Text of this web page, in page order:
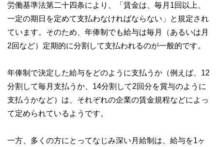
労働基準法第二十四条により、「賃金は、毎月1回以上、
一定の期日を定めて支払わなければならない」と規定され
ています。そのため、年俸制でも給与は毎月（あるいは月
2回など）定期的に分割して支払われるのが一般的です。
年俸制で決定した給与をどのように支払うか（例えば、12
分割して毎月支払うか、14分割して2回分を賞与のように
支払うかなど）は、それぞれの企業の賃金規程などによっ
て定められているようです。
一方、多くの方にとってなじみ深い月給制は、給与を1ヶ